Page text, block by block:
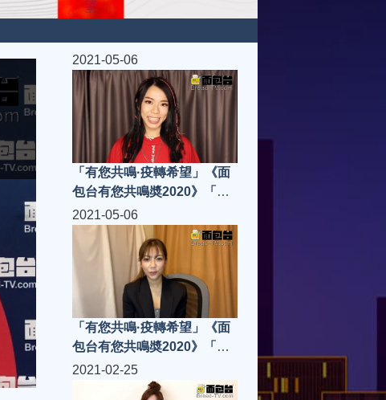
2021-05-06
「有您共鳴·疫轉希望」《面
包台有您共鳴奬2020》「共
鳴金曲」J.Arie雷深如 -《雙
面哈菲》
2021-05-06
「有您共鳴·疫轉希望」《面
包台有您共鳴奬2020》「共
鳴金曲」何雁詩 -《致有夢想
2021-02-25